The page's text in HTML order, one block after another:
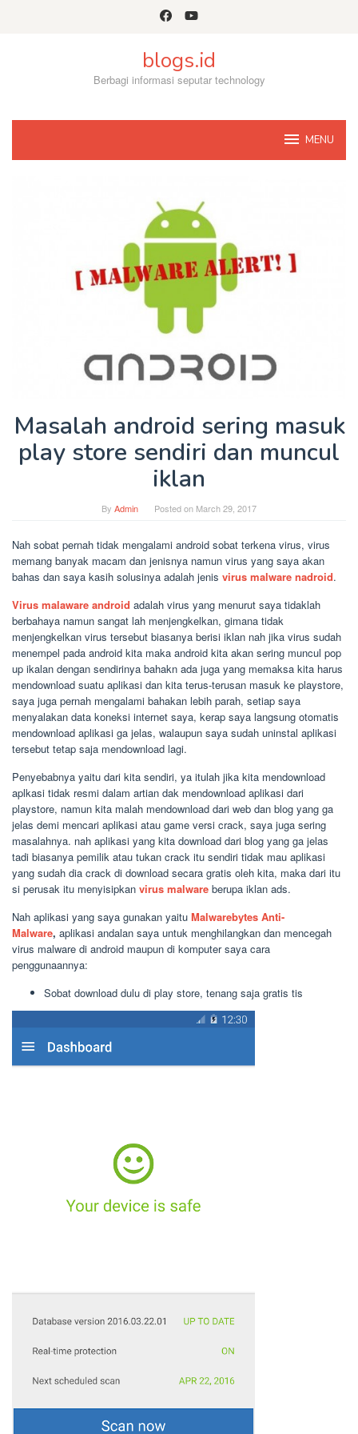
blogs.id
Berbagi informasi seputar technology
MENU
Masalah android sering masuk
play store sendiri dan muncul
iklan
By Admin Posted on March 29, 2017
Nah sobat pernah tidak mengalami android sobat terkena virus, virus
memang banyak macam dan jenisnya namun virus yang saya akan
bahas dan saya kasih solusinya adalah jenis virus malware nadroid.
Virus malaware android adalah virus yang menurut saya tidaklah
berbahaya namun sangat lah menjengkelkan, gimana tidak
menjengkelkan virus tersebut biasanya berisi iklan nah jika virus sudah
menempel pada android kita maka android kita akan sering muncul pop
up ikalan dengan sendirinya bahakn ada juga yang memaksa kita harus
mendownload suatu aplikasi dan kita terus-terusan masuk ke playstore,
saya juga pernah mengalami bahakan lebih parah, setiap saya
menyalakan data koneksi internet saya, kerap saya langsung otomatis
mendownload aplikasi ga jelas, walaupun saya sudah uninstal aplikasi
tersebut tetap saja mendownload lagi.
Penyebabnya yaitu dari kita sendiri, ya itulah jika kita mendownload
aplkasi tidak resmi dalam artian dak mendownload aplikasi dari
playstore, namun kita malah mendownload dari web dan blog yang ga
jelas demi mencari aplikasi atau game versi crack, saya juga sering
masalahnya. nah aplikasi yang kita download dari blog yang ga jelas
tadi biasanya pemilik atau tukan crack itu sendiri tidak mau aplikasi
yang sudah dia crack di download secara gratis oleh kita, maka dari itu
si perusak itu menyisipkan virus malware berupa iklan ads.
Nah aplikasi yang saya gunakan yaitu Malwarebytes Anti-
Malware, aplikasi andalan saya untuk menghilangkan dan mencegah
virus malware di android maupun di komputer saya cara
penggunaannya:
Sobat download dulu di play store, tenang saja gratis tis